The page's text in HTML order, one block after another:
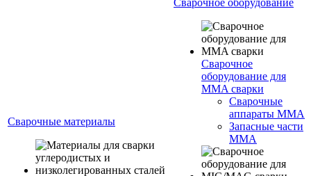
Сварочные материалы
Сварочное оборудование
Сварочное
оборудование для
MMA сварки
Сварочные
аппараты MMA
Запасные части
MMA